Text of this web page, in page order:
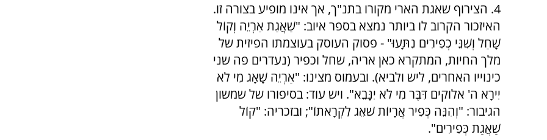
4. הצירוף שאגת הארי מקורו בתנ"ך, אך אינו מופיע בצורה זו.
האיזכור הקרוב לו ביותר נמצא בספר איוב: "שַׁאֲגַת אַרְיֵה וְקוֹל
שָׁחַל וְשִׁנֵּי כְפִירִים נִתָּעוּ" - פסוק העוסק בעוצמתו הפיזית של
מלך החיות, המתקרא כאן אריה, שחל וכפיר (נעדרים פה שני
כינוייו האחרים, ליש ולביא). ובעמוס מצינו: "אַרְיֵה שָׁאָג מִי לֹא
יִירָא ה' אלוקים דִּבֶּר מִי לֹא יִנָּבֵא". ויש עוד: בסיפורו של שמשון
הגיבור: "וְהִנֵּה כְּפִיר אֲרָיוֹת שֹׁאֵג לִקְרָאתוֹ"; ובזכריה: "קוֹל
שַׁאֲגַת כְּפִירִים".